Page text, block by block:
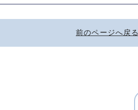
前のページへ戻る